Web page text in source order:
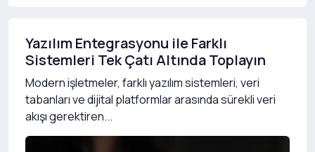
Yazılım Entegrasyonu ile Farklı
Sistemleri Tek Çatı Altında Toplayın
Modern işletmeler, farklı yazılım sistemleri, veri
tabanları ve dijital platformlar arasında sürekli veri
akışı gerektiren...